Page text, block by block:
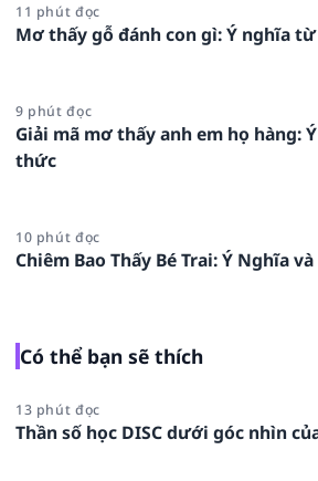
11 phút đọc
Mơ thấy gỗ đánh con gì: Ý nghĩa
9 phút đọc
Giải mã mơ thấy anh em họ hàng:
thức
10 phút đọc
Chiêm Bao Thấy Bé Trai: Ý Nghĩa
Có thể bạn sẽ thích
13 phút đọc
Thần số học DISC dưới góc nhìn